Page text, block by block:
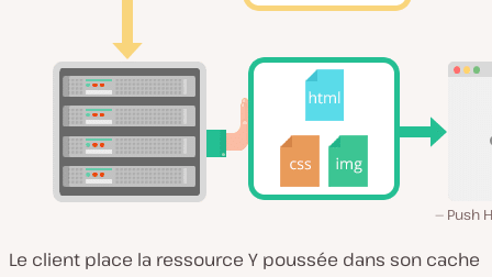
Push
Le client place la ressource Y poussée dans son cache